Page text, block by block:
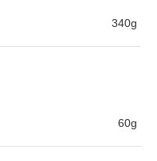
340g
60g